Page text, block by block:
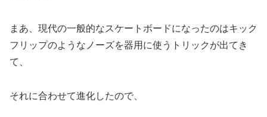
まあ、現代の一般的なスケートボードになったのはキック
フリップのようなノーズを器用に使うトリックが出てき
て、
それに合わせて進化したので、